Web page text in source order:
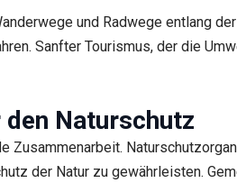
und Radwege entlang
Sanfter Tourismus, der die
Naturschutz
der Natur zu gewährleisten.